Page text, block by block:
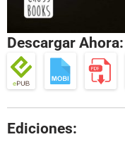
Descargar Ahora:
Ediciones: